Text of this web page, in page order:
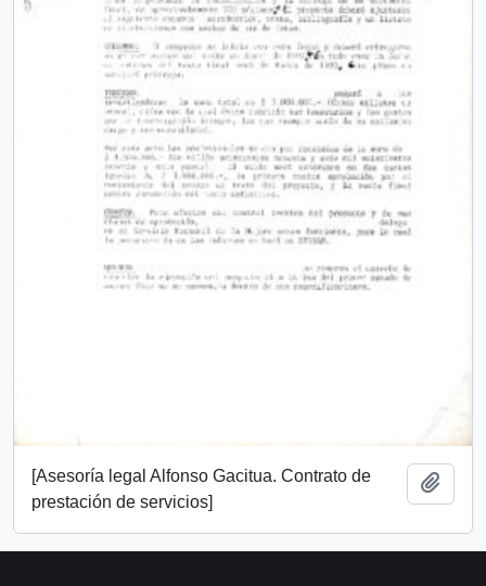
[Asesoría legal Alfonso Gacitua. Contrato de
prestación de servicios]